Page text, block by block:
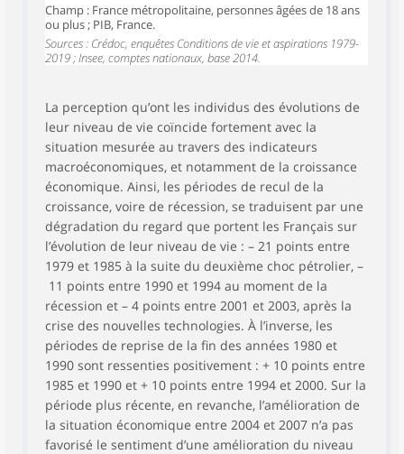
Champ : France métropolitaine, personnes âgées de 18 ans
ou plus ; PIB, France.
Sources : Crédoc, enquêtes Conditions de vie et aspirations 1979-
2019 ; Insee, comptes nationaux, base 2014.
La perception qu’ont les individus des évolutions de
leur niveau de vie coïncide fortement avec la
situation mesurée au travers des indicateurs
macroéconomiques, et notamment de la croissance
économique. Ainsi, les périodes de recul de la
croissance, voire de récession, se traduisent par une
dégradation du regard que portent les Français sur
l’évolution de leur niveau de vie : – 21 points entre
1979 et 1985 à la suite du deuxième choc pétrolier, –
11 points entre 1990 et 1994 au moment de la
récession et – 4 points entre 2001 et 2003, après la
crise des nouvelles technologies. À l’inverse, les
périodes de reprise de la fin des années 1980 et
1990 sont ressenties positivement : + 10 points entre
1985 et 1990 et + 10 points entre 1994 et 2000. Sur la
période plus récente, en revanche, l’amélioration de
la situation économique entre 2004 et 2007 n’a pas
favorisé le sentiment d’une amélioration du niveau